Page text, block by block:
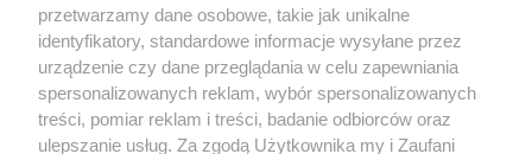
Kultura
przetwarzamy dane osobowe, takie jak unikalne
identyfikatory, standardowe informacje wysyłane przez
urządzenie czy dane przeglądania w celu zapewniania
spersonalizowanych reklam, wybór spersonalizowanych
treści, pomiar reklam i treści, badanie odbiorców oraz
ulepszanie usług. Za zgodą Użytkownika my i Zaufani